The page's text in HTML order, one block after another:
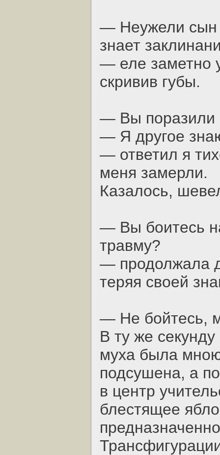
— Неужели сын
знает
— еле заметно
скривив губы.
— Вы поразили
— Я другое
— ответил я
меня замерли.
Казалось,
— Вы боитесь
травму?
— продолжала
теряя своей
— Не бойтесь,
В ту же
муха была
подсушена, а
в центр
блестящее